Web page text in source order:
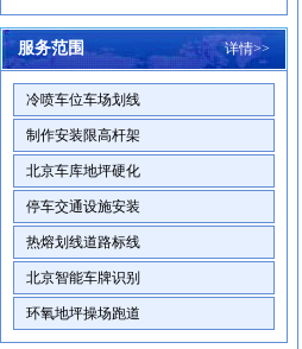
详情>>
服务范围
冷喷车位车场划线
制作安装限高杆架
北京车库地坪硬化
停车交通设施安装
热熔划线道路标线
北京智能车牌识别
环氧地坪操场跑道